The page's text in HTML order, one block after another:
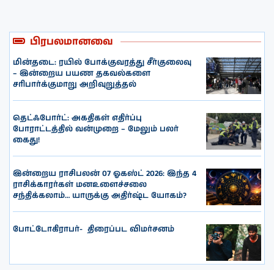
பிரபலமானவை
மின்தடை: ரயில் போக்குவரத்து சீர்குலைவு
– இன்றைய பயண தகவல்களை
சரிபார்க்குமாறு அறிவுறுத்தல்
தெட்ஃபோர்ட்: அகதிகள் எதிர்ப்பு
போராட்டத்தில் வன்முறை – மேலும் பலர்
கைது!
இன்றைய ராசிபலன் 07 ஓகஸ்ட் 2026: இந்த 4
ராசிக்காரர்கள் மனஉளைச்சலை
சந்திக்கலாம்… யாருக்கு அதிர்ஷ்ட யோகம்?
போட்டோகிராபர்- ‌ திரைப்பட விமர்சனம்